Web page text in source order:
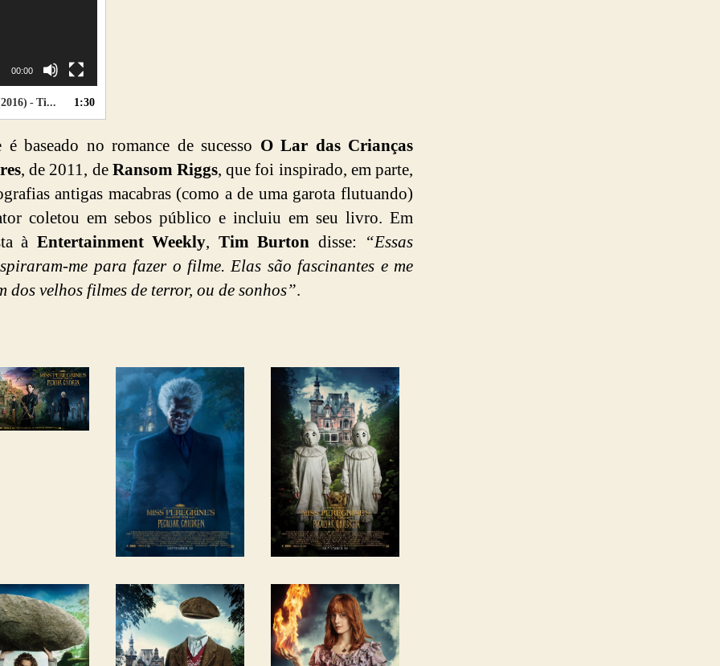
00:00
Movie 1:30
baseado no romance de sucesso O Lar das Crianças
, de 2011, deRansom Riggs, que foi inspirado, em parte,
antigas macabras (como a de uma garota flutuando)
coletou em sebos público e incluiu em seu livro. Em
à Entertainment Weekly, Tim Burton disse: “Essas
me para fazer o filme. Elas são fascinantes e me
dos velhos filmes de terror, ou de sonhos”.